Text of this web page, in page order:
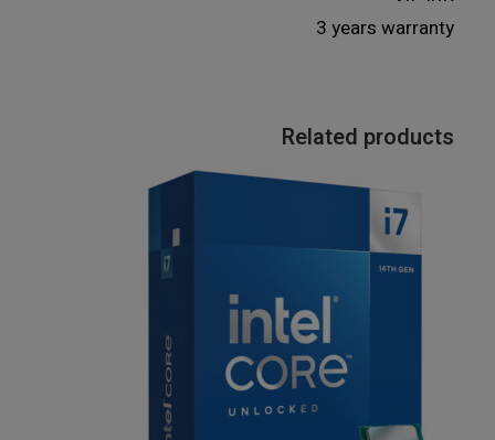
3 years warranty
Related products